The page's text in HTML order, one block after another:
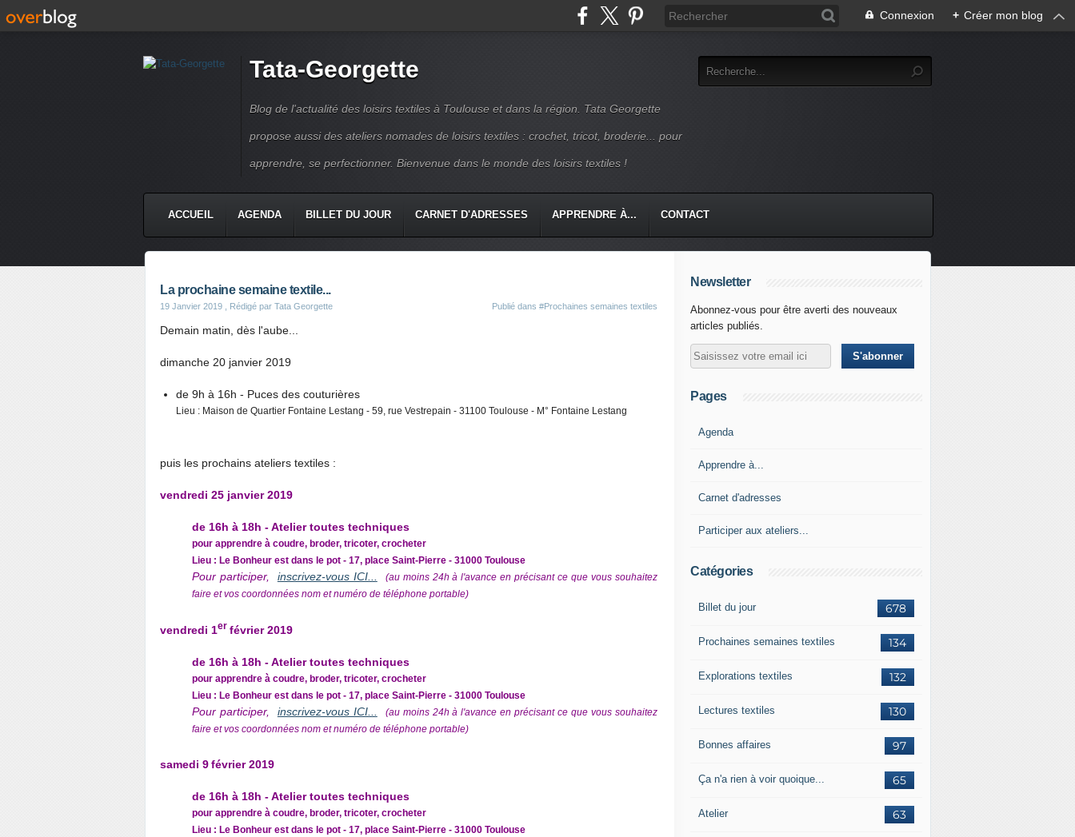
Connexion + Créer mon blog
Tata-Georgette
Blog de l'actualité des loisirs textiles à Toulouse et dans la région. Tata Georgette
propose aussi des ateliers nomades de loisirs textiles : crochet, tricot, broderie... pour
apprendre, se perfectionner. Bienvenue dans le monde des loisirs textiles !
ACCUEIL AGENDA BILLET DU JOUR CARNET D'ADRESSES APPRENDRE À... CONTACT
La prochaine semaine textile...
19 Janvier 2019 , Rédigé par Tata Georgette Publié dans #Prochaines semaines textiles
Demain matin, dès l'aube...
dimanche 20 janvier 2019
de 9h à 16h - Puces des couturières
Lieu : Maison de Quartier Fontaine Lestang - 59, rue Vestrepain - 31100 Toulouse - M° Fontaine Lestang
puis les prochains ateliers textiles :
vendredi 25 janvier 2019
de 16h à 18h - Atelier toutes techniques
pour apprendre à coudre, broder, tricoter, crocheter
Lieu : Le Bonheur est dans le pot - 17, place Saint-Pierre - 31000 Toulouse
Pour participer, inscrivez-vous ICI...
(au moins 24h à l'avance en précisant ce que vous souhaitez
faire et vos coordonnées nom et numéro de téléphone portable)
vendredi 1er février 2019
de 16h à 18h - Atelier toutes techniques
pour apprendre à coudre, broder, tricoter, crocheter
Lieu : Le Bonheur est dans le pot - 17, place Saint-Pierre - 31000 Toulouse
Pour participer, inscrivez-vous ICI...
(au moins 24h à l'avance en précisant ce que vous souhaitez
faire et vos coordonnées nom et numéro de téléphone portable)
samedi 9février 2019
de 16h à 18h - Atelier toutes techniques
pour apprendre à coudre, broder, tricoter, crocheter
Lieu : Le Bonheur est dans le pot - 17, place Saint-Pierre - 31000 Toulouse
Newsletter
Abonnez-vous pour être averti des nouveaux
articles publiés.
Pages
Agenda
Apprendre à...
Carnet d'adresses
Participer aux ateliers...
Catégories
678
Billet du jour
134
Prochaines semaines textiles
132
Explorations textiles
130
Lectures textiles
97
Bonnes affaires
65
Ça n'a rien à voir quoique...
63
Atelier